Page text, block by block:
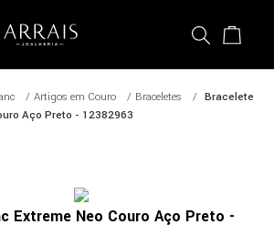
Artigos em Couro Braceletes
Bracelete
Aço Preto - 12382963
Extreme Neo Couro Aço Preto -